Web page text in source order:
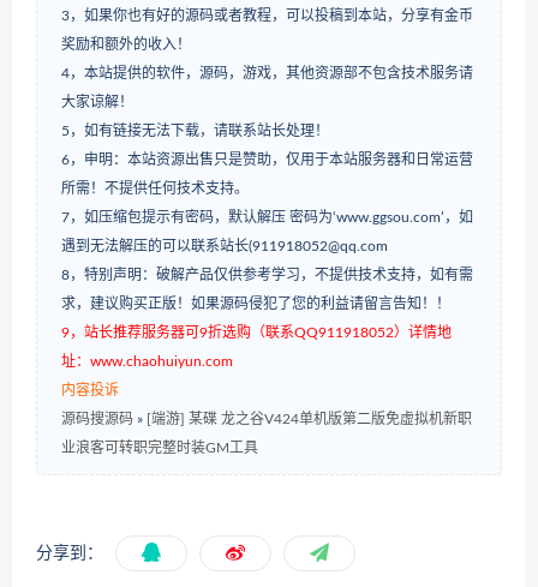
3，如果你也有好的源码或者教程，可以投稿到本站，分享有金币
奖励和额外的收入！
4，本站提供的软件，源码，游戏，其他资源部不包含技术服务请
大家谅解！
5，如有链接无法下载，请联系站长处理！
6，申明：本站资源出售只是赞助，仅用于本站服务器和日常运营
所需！不提供任何技术支持。
7，如压缩包提示有密码，默认解压 密码为‘www.ggsou.com’，如
遇到无法解压的可以联系站长(911918052@qq.com
8，特别声明：破解产品仅供参考学习，不提供技术支持，如有需
求，建议购买正版！如果源码侵犯了您的利益请留言告知！！
9，站长推荐服务器可9折选购（联系QQ911918052）详情地
址：www.chaohuiyun.com
内容投诉
源码搜源码 » [端游] 某碟 龙之谷V424单机版第二版免虚拟机新职
业浪客可转职完整时装GM工具
分享到：